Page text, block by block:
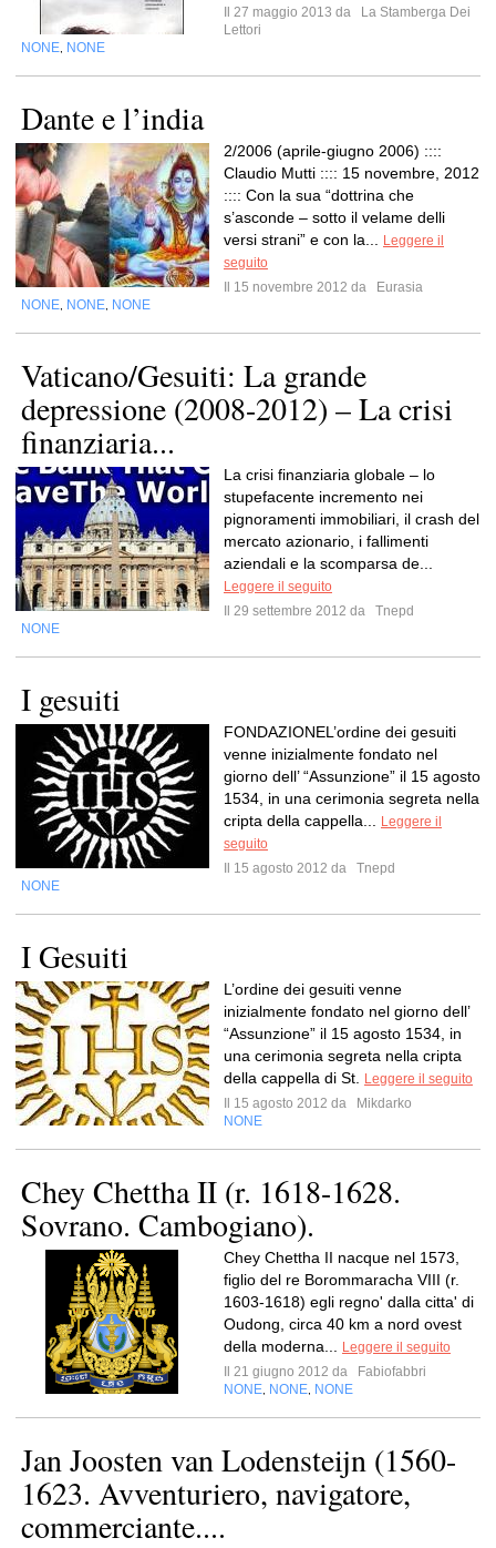
Il 27 maggio 2013 da
La Stamberga Dei
Lettori
NONE NONE
Dante e l’india
2/2006 (aprile-giugno 2006) ::::
Claudio Mutti :::: 15 novembre, 2012
:::: Con la sua “dottrina che
s’asconde – sotto il velame delli
versi strani” e con la...
Leggere il
seguito
Il 15 novembre 2012 da
Eurasia
NONE NONE NONE
Vaticano/Gesuiti: La grande
depressione (2008-2012) – La crisi
finanziaria...
La crisi finanziaria globale – lo
stupefacente incremento nei
pignoramenti immobiliari, il crash del
mercato azionario, i fallimenti
aziendali e la scomparsa de...
Leggere il seguito
Il 29 settembre 2012 da
Tnepd
NONE
I gesuiti
FONDAZIONEL’ordine dei gesuiti
venne inizialmente fondato nel
giorno dell’ “Assunzione” il 15 agosto
1534, in una cerimonia segreta nella
cripta della cappella...
Leggere il
seguito
Il 15 agosto 2012 da
Tnepd
NONE
I Gesuiti
L’ordine dei gesuiti venne
inizialmente fondato nel giorno dell’
“Assunzione” il 15 agosto 1534, in
una cerimonia segreta nella cripta
della cappella di St.
Leggere il seguito
Il 15 agosto 2012 da
Mikdarko
NONE
Chey Chettha II (r. 1618-1628.
Sovrano. Cambogiano).
Chey Chettha II nacque nel 1573,
figlio del re Borommaracha VIII (r.
1603-1618) egli regno' dalla citta' di
Oudong, circa 40 km a nord ovest
della moderna...
Leggere il seguito
Il 21 giugno 2012 da
Fabiofabbri
NONE NONE NONE
Jan Joosten van Lodensteijn (1560-
1623. Avventuriero, navigatore,
commerciante....